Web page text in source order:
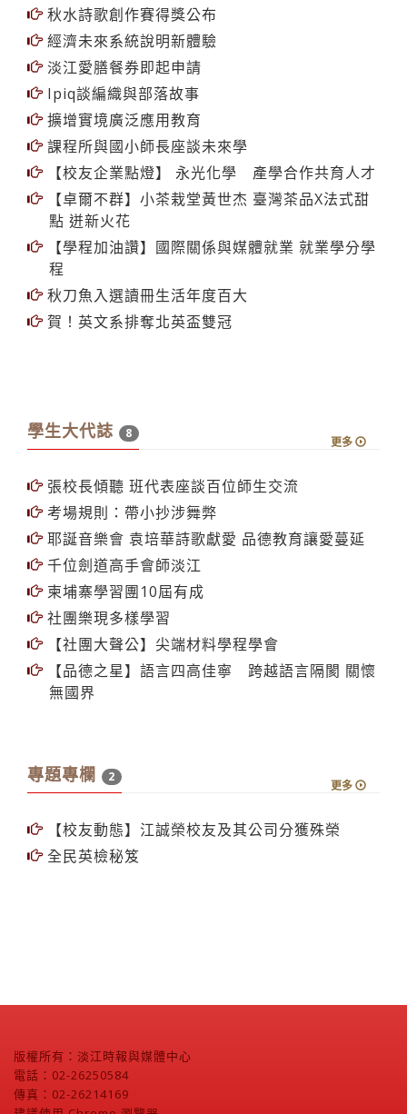
秋水詩歌創作賽得獎公布
經濟未來系統說明新體驗
淡江愛膳餐券即起申請
Ipiq談編織與部落故事
擴增實境廣泛應用教育
課程所與國小師長座談未來學
【校友企業點燈】 永光化學 產學合作共育人才
【卓爾不群】小茶栽堂黃世杰 臺灣茶品X法式甜
點 迸新火花
【學程加油讚】國際關係與媒體就業 就業學分學
程
秋刀魚入選讀冊生活年度百大
賀！英文系排奪北英盃雙冠
學生大代誌 8
更多
張校長傾聽 班代表座談百位師生交流
考場規則：帶小抄涉舞弊
耶誕音樂會 袁培華詩歌獻愛 品德教育讓愛蔓延
千位劍道高手會師淡江
柬埔寨學習團10屆有成
社團樂現多樣學習
【社團大聲公】尖端材料學程學會
【品德之星】語言四高佳寧 跨越語言隔閡 關懷
無國界
專題專欄 2
更多
【校友動態】江誠榮校友及其公司分獲殊榮
全民英檢秘笈
版權所有：淡江時報與媒體中心
電話：02-26250584
傳真：02-26214169